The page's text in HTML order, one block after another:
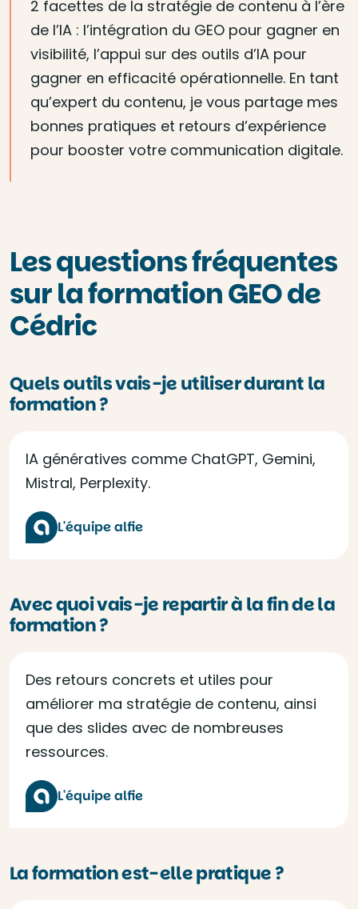
2 facettes de la stratégie de contenu à l’ère
de l’IA : l’intégration du GEO pour gagner en
visibilité, l’appui sur des outils d’IA pour
gagner en efficacité opérationnelle. En tant
qu’expert du contenu, je vous partage mes
bonnes pratiques et retours d’expérience
pour booster votre communication digitale.
Les questions fréquentes
sur la formation GEO de
Cédric
Quels outils vais-je utiliser durant la
formation ?
IA génératives comme ChatGPT, Gemini,
Mistral, Perplexity.
L'équipe alfie
Avec quoi vais-je repartir à la fin de la
formation ?
Des retours concrets et utiles pour
améliorer ma stratégie de contenu, ainsi
que des slides avec de nombreuses
ressources.
L'équipe alfie
La formation est-elle pratique ?